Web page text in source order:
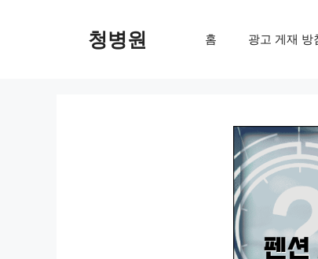
청병원 홈 광고 게재